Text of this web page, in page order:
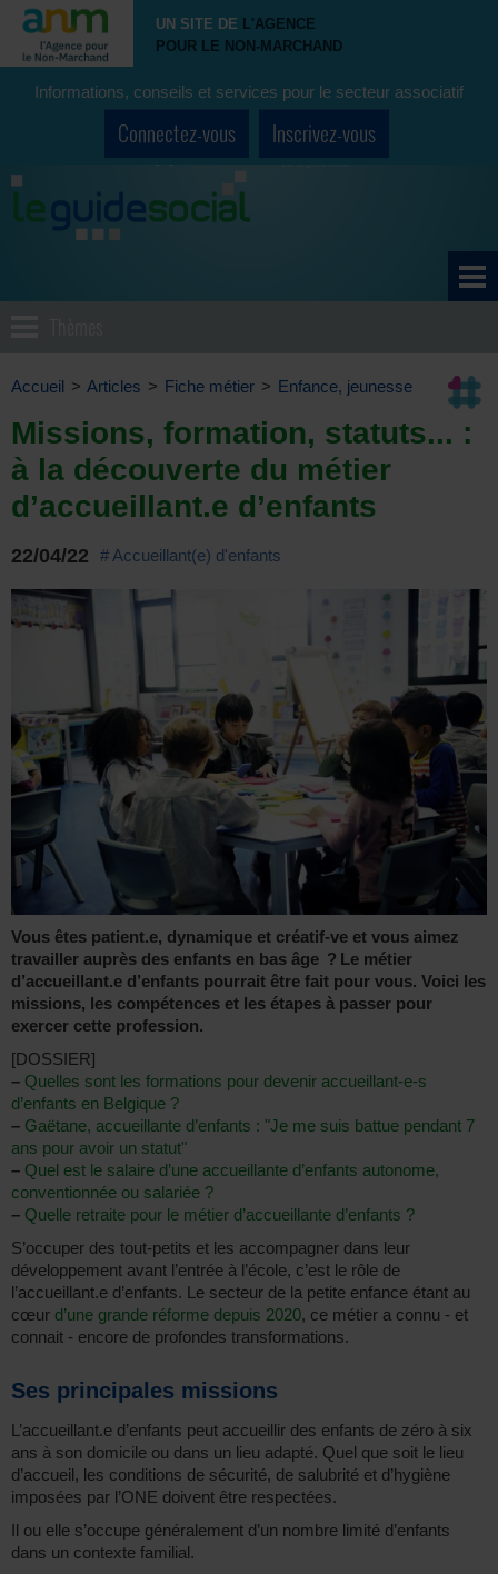
UN SITE DE L'AGENCE
POUR LE NON-MARCHAND
Informations, conseils et services pour le secteur associatif
Connectez-vous Inscrivez-vous
Accueil > Articles > Fiche métier > Enfance, jeunesse
Missions, formation, statuts... :
à la découverte du métier
d’accueillant.e d’enfants
22/04/22 # Accueillant(e) d'enfants
Vous êtes patient.e, dynamique et créatif-ve et vous aimez
travailler auprès des enfants en bas âge ? Le métier
d’accueillant.e d’enfants pourrait être fait pour vous. Voici les
missions, les compétences et les étapes à passer pour
exercer cette profession.
[DOSSIER]
– Quelles sont les formations pour devenir accueillant-e-s
d’enfants en Belgique ?
– Gaëtane, accueillante d’enfants : "Je me suis battue pendant 7
ans pour avoir un statut"
– Quel est le salaire d’une accueillante d’enfants autonome,
conventionnée ou salariée ?
– Quelle retraite pour le métier d’accueillante d’enfants ?
S’occuper des tout-petits et les accompagner dans leur
développement avant l’entrée à l’école, c’est le rôle de
l’accueillant.e d’enfants. Le secteur de la petite enfance étant au
cœur d’une grande réforme depuis 2020, ce métier a connu - et
connait - encore de profondes transformations.
Ses principales missions
L’accueillant.e d’enfants peut accueillir des enfants de zéro à six
ans à son domicile ou dans un lieu adapté. Quel que soit le lieu
d’accueil, les conditions de sécurité, de salubrité et d’hygiène
imposées par l’ONE doivent être respectées.
Il ou elle s’occupe généralement d’un nombre limité d’enfants
dans un contexte familial.